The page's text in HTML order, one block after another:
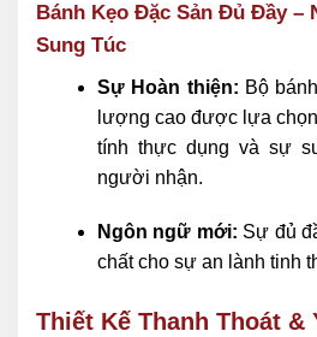
Bánh Kẹo Đặc Sản Đủ Đầy –
Sung Túc
Sự Hoàn thiện: Bộ
lượng cao được lựa
tính thực dụng và sự
người nhận.
Ngôn ngữ mới: Sự đủ
chất cho sự an lành tinh
Thiết Kế Thanh Thoát &